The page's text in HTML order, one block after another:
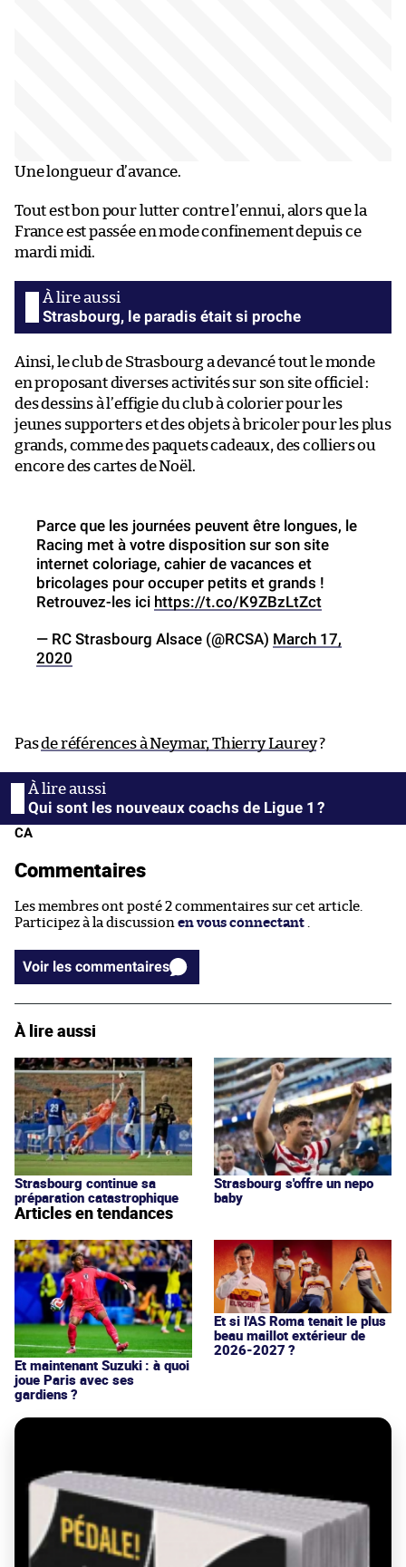
Une longueur d’avance.
Tout est bon pour lutter contre l’ennui, alors que la
France est passée en mode confinement depuis ce
mardi midi.
Strasbourg, le paradis était si proche
Ainsi, le club de Strasbourg a devancé tout le monde
en proposant diverses activités sur son site officiel :
des dessins à l’effigie du club à colorier pour les
jeunes supporters et des objets à bricoler pour les plus
grands, comme des paquets cadeaux, des colliers ou
encore des cartes de Noël.
Parce que les journées peuvent être longues, le
Racing met à votre disposition sur son site
internet coloriage, cahier de vacances et
bricolages pour occuper petits et grands !
Retrouvez-les ici https://t.co/K9ZBzLtZct
— RC Strasbourg Alsace (@RCSA) March 17,
2020
Pasde références à Neymar, Thierry Laurey?
Qui sont les nouveaux coachs de Ligue 1 ?
CA
Commentaires
Les membres ont posté 2 commentaires sur cet article.
Participez à la discussion en vous connectant
Voir les commentaires
À lire aussi
Strasbourg continue sa
préparation catastrophique
Strasbourg s'offre un nepo
baby
Articles en tendances
Et maintenant Suzuki : à quoi
joue Paris avec ses
gardiens ?
Et si l'AS Roma tenait le plus
beau maillot extérieur de
2026-2027 ?